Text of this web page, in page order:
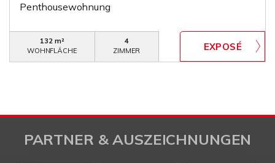
Penthousewohnung
132 m²
WOHNFLÄCHE
4
ZIMMER
PARTNER & AUSZEICHNUNGEN